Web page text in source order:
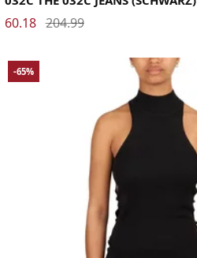
60.18 204.99
-65%